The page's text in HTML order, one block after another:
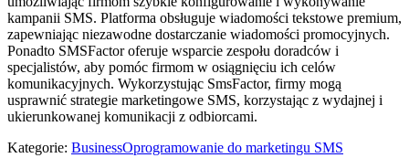
kampanii SMS. Platforma obsługuje wiadomości tekstowe premium,
zapewniając niezawodne dostarczanie wiadomości promocyjnych.
Ponadto SMSFactor oferuje wsparcie zespołu doradców i
specjalistów, aby pomóc firmom w osiągnięciu ich celów
komunikacyjnych. Wykorzystując SmsFactor, firmy mogą
usprawnić strategie marketingowe SMS, korzystając z wydajnej i
ukierunkowanej komunikacji z odbiorcami.
Kategorie: BusinessOprogramowanie do marketingu SMS